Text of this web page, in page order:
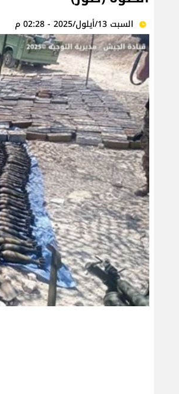
السبت 13/أيلول/2025 - 02:28 م